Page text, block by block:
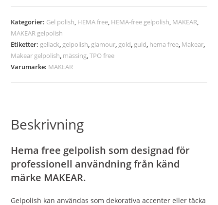
Kategorier: Gel polish, HEMA free, HEMA-free gelpolish, MAKEAR,
MAKEAR gelpolish
Etiketter: gellack, gelpolish, glamour, gold, guld, hema free, Makear,
Makear gelpolish, mässing,TPO free
Varumärke: MAKEAR
Beskrivning
Hema free gelpolish som designad för
professionell användning från känd
märke MAKEAR.
Gelpolish kan användas som dekorativa accenter eller täcka